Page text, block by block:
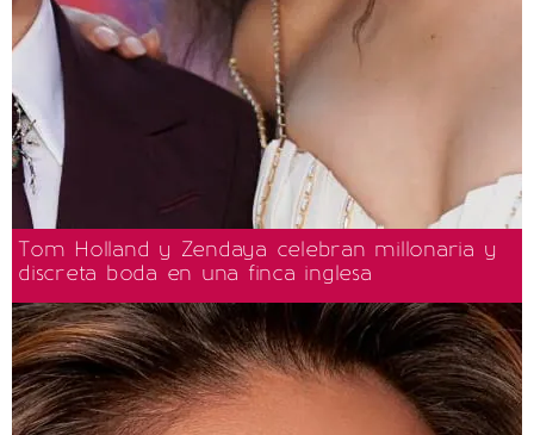
Tom Holland y Zendaya celebran millonaria y
discreta boda en una finca inglesa